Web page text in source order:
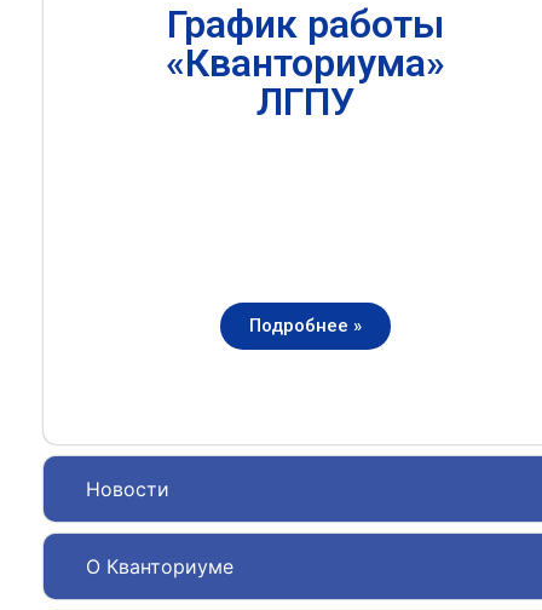
Новости
О Кванториуме
График работы
«Кванториума»
ЛГПУ
Подробнее »